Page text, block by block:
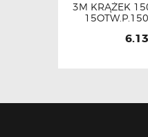
3M KRĄŻEK
6.13